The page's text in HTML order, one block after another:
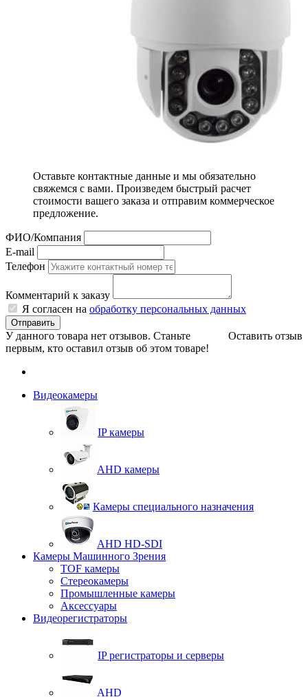
Оставьте контактные данные и мы обязательно
свяжемся с вами. Произведем быстрый расчет
стоимости вашего заказа и отправим коммерческое
предложение.
ФИО/Компания
E-mail
Телефон
Комментарий к заказу
Я согласен на обработку персональных данных
Отправить
Оставить отзыв
У данного товара нет отзывов. Станьте
первым, кто оставил отзыв об этом товаре!
Видеокамеры
IP камеры
AHD камеры
Камеры специального назначения
AHD HD-SDI
Камеры Машинного Зрения
TOF камеры
Стереокамеры
Промышленные камеры
Аксессуары
Видеорегистраторы
IP регистраторы и серверы
AHD